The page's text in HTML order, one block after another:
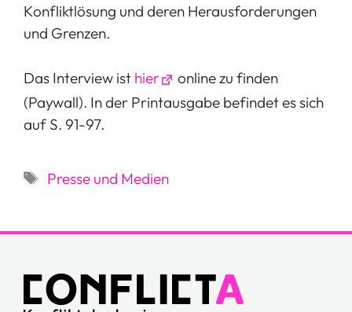
Konfliktlösung und deren Herausforderungen
und Grenzen.
Das Interview ist hier
online zu finden
(Paywall). In der Printausgabe befindet es sich
auf S. 91-97.
Schlagwörter
Presse und Medien